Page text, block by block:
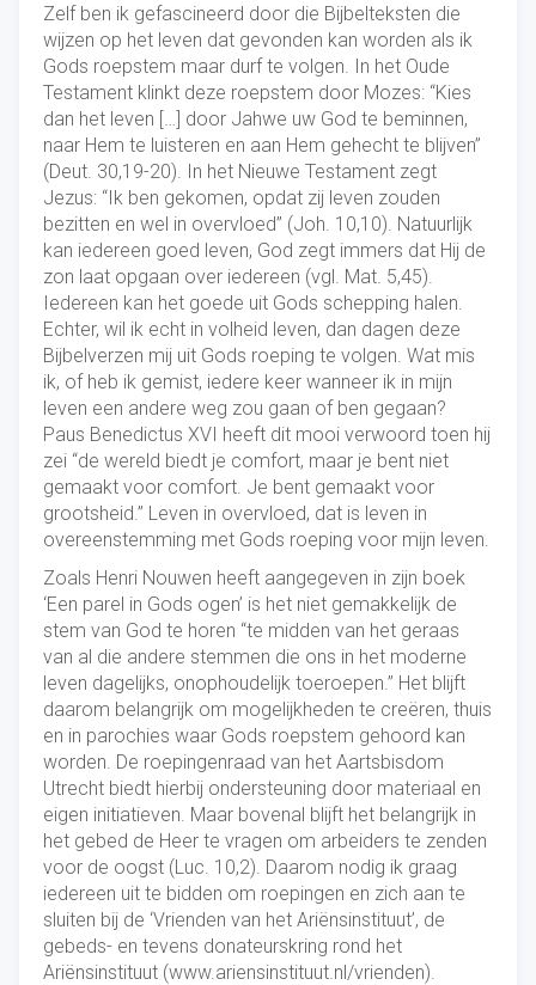
Zelf ben ik gefascineerd door die Bijbelteksten die
wijzen op het leven dat gevonden kan worden als ik
Gods roepstem maar durf te volgen. In het Oude
Testament klinkt deze roepstem door Mozes: “Kies
dan het leven […] door Jahwe uw God te beminnen,
naar Hem te luisteren en aan Hem gehecht te blijven”
(Deut. 30,19-20). In het Nieuwe Testament zegt
Jezus: “Ik ben gekomen, opdat zij leven zouden
bezitten en wel in overvloed” (Joh. 10,10). Natuurlijk
kan iedereen goed leven, God zegt immers dat Hij de
zon laat opgaan over iedereen (vgl. Mat. 5,45).
Iedereen kan het goede uit Gods schepping halen.
Echter, wil ik echt in volheid leven, dan dagen deze
Bijbelverzen mij uit Gods roeping te volgen. Wat mis
ik, of heb ik gemist, iedere keer wanneer ik in mijn
leven een andere weg zou gaan of ben gegaan?
Paus Benedictus XVI heeft dit mooi verwoord toen hij
zei “de wereld biedt je comfort, maar je bent niet
gemaakt voor comfort. Je bent gemaakt voor
grootsheid.” Leven in overvloed, dat is leven in
overeenstemming met Gods roeping voor mijn leven.
Zoals Henri Nouwen heeft aangegeven in zijn boek
‘Een parel in Gods ogen’ is het niet gemakkelijk de
stem van God te horen “te midden van het geraas
van al die andere stemmen die ons in het moderne
leven dagelijks, onophoudelijk toeroepen.” Het blijft
daarom belangrijk om mogelijkheden te creëren, thuis
en in parochies waar Gods roepstem gehoord kan
worden. De roepingenraad van het Aartsbisdom
Utrecht biedt hierbij ondersteuning door materiaal en
eigen initiatieven. Maar bovenal blijft het belangrijk in
het gebed de Heer te vragen om arbeiders te zenden
voor de oogst (Luc. 10,2). Daarom nodig ik graag
iedereen uit te bidden om roepingen en zich aan te
sluiten bij de ‘Vrienden van het Ariënsinstituut’, de
gebeds- en tevens donateurskring rond het
Ariënsinstituut (www.ariensinstituut.nl/vrienden).